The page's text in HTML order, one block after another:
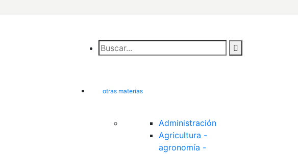
otras materias
Administración
Agricultura -
agronomía -